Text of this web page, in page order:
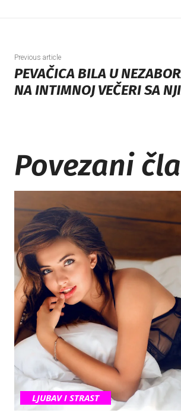
Previous article
PEVAČICA BILA U
NA INTIMNOJ VEČERI SA
Povezani
LJUBAV I STRAST